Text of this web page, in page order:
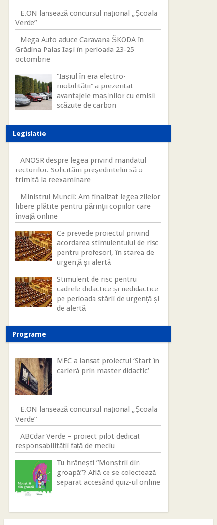
E.ON lansează concursul național „Școala
Verde”
Mega Auto aduce Caravana ŠKODA în
Grădina Palas Iași în perioada 23-25
octombrie
“Iașiul în era electro-
mobilității” a prezentat
avantajele mașinilor cu emisii
scăzute de carbon
Legislatie
ANOSR despre legea privind mandatul
rectorilor: Solicităm preşedintelui să o
trimită la reexaminare
Ministrul Muncii: Am finalizat legea zilelor
libere plătite pentru părinţii copiilor care
învaţă online
Ce prevede proiectul privind
acordarea stimulentului de risc
pentru profesori, în starea de
urgenţă şi alertă
Stimulent de risc pentru
cadrele didactice şi nedidactice
pe perioada stării de urgenţă şi
de alertă
Programe
MEC a lansat proiectul ‘Start în
carieră prin master didactic’
E.ON lansează concursul național „Școala
Verde”
ABCdar Verde – proiect pilot dedicat
responsabilității față de mediu
Tu hrănești ”Monștrii din
groapă”? Află ce se colectează
separat accesând quiz-ul online